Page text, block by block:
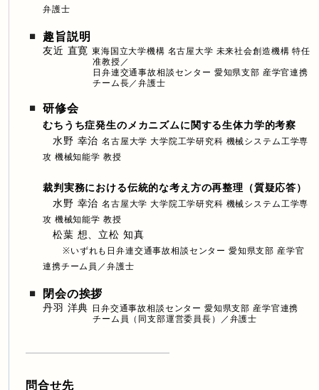
弁護士
趣旨説明
友近 直寛東海国立大学機構 名古屋大学 未来社会創造機構 特任
准教授／
日弁連交通事故相談センター 愛知県支部 産学官連携
チーム長／弁護士
研修会
むちうち症発生のメカニズムに関する生体力学的考察
水野 幸治名古屋大学 大学院工学研究科 機械システム工学専
攻 機械知能学 教授
裁判実務における伝統的な考え方の再整理（質疑応答）
水野 幸治名古屋大学 大学院工学研究科 機械システム工学専
攻 機械知能学 教授
松葉 想、立松 知真
※いずれも日弁連交通事故相談センター 愛知県支部 産学官
連携チーム員／弁護士
閉会の挨拶
丹羽 洋典 日弁交通事故相談センター 愛知県支部 産学官連携
チーム員（同支部運営委員長）／弁護士
問合せ先